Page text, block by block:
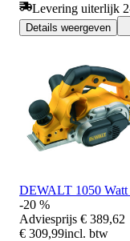
Levering uiterlijk
Details weergeven
DEWALT 1050 Watt
-20 %
Adviesprijs € 389,62
€ 309,99incl. btw